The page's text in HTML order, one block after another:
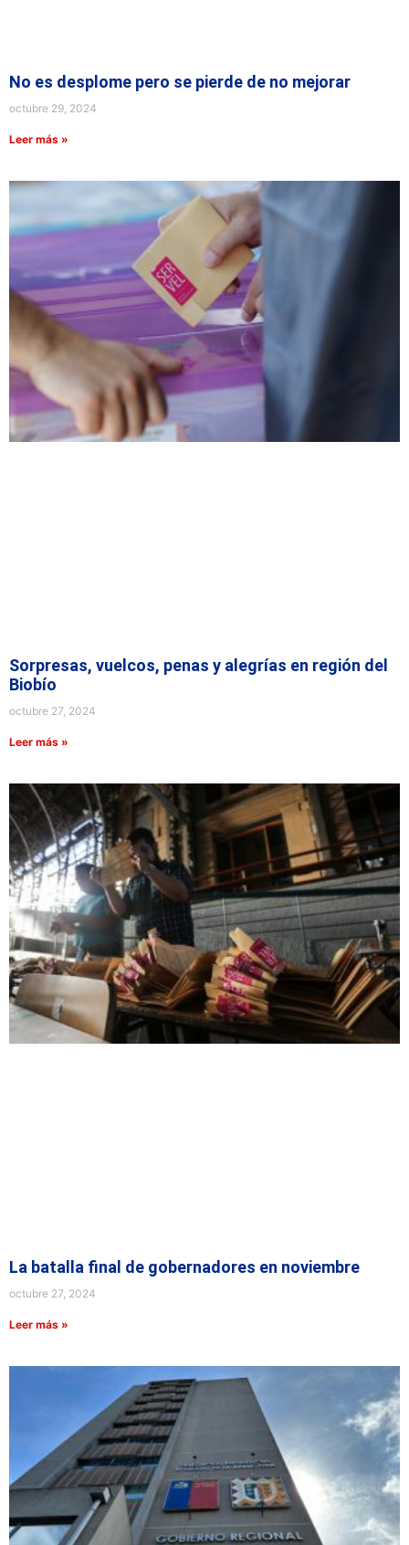
No es desplome pero se pierde de no mejorar
octubre 29, 2024
Leer más »
Sorpresas, vuelcos, penas y alegrías en región del
Biobío
octubre 27, 2024
Leer más »
La batalla final de gobernadores en noviembre
octubre 27, 2024
Leer más »